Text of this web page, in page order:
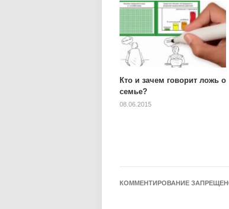
Кто и зачем говорит ложь о
семье?
08.06.2015
КОММЕНТИРОВАНИЕ